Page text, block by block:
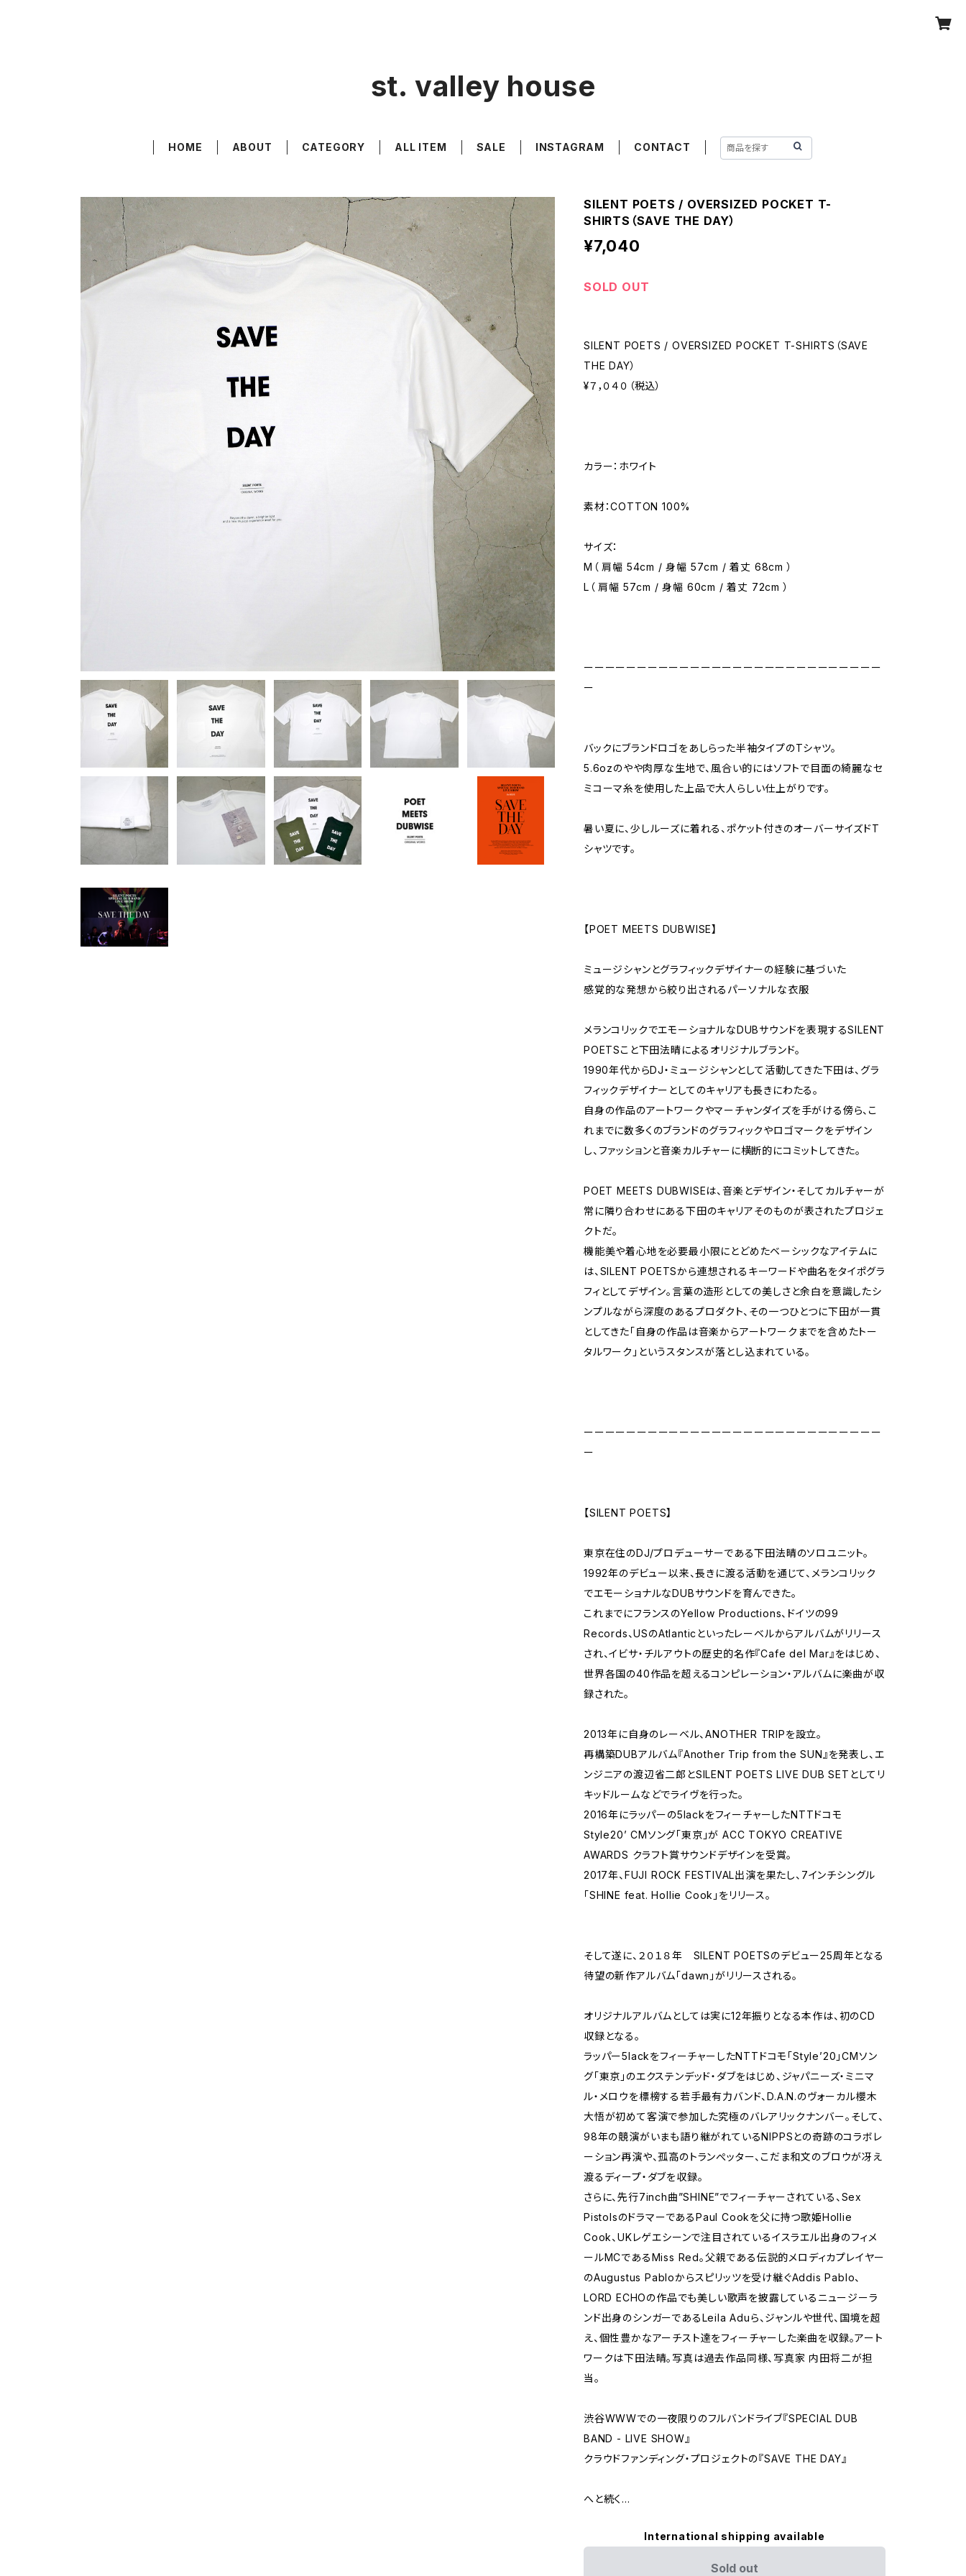
st. valley house
HOME ABOUT CATEGORY ALL ITEM SALE INSTAGRAM CONTACT
SILENT POETS / OVERSIZED POCKET T-
SHIRTS（SAVE THE DAY）
¥7,040
SOLD OUT
SILENT POETS / OVERSIZED POCKET T-SHIRTS（SAVE
THE DAY）
¥７，０４０（税込）
カラー：ホワイト
素材：COTTON 100%
サイズ：
M（ 肩幅 54cm / 身幅 57cm / 着丈 68cm ）
L（ 肩幅 57cm / 身幅 60cm / 着丈 72cm ）
ーーーーーーーーーーーーーーーーーーーーーーーーーーーー
ー
バックにブランドロゴをあしらった半袖タイプのTシャツ。
5.6ozのやや肉厚な生地で、風合い的にはソフトで目面の綺麗なセ
ミコーマ糸を使用した上品で大人らしい仕上がりです。
暑い夏に、少しルーズに着れる、ポケット付きのオーバーサイズドT
シャツです。
【POET MEETS DUBWISE】
ミュージシャンとグラフィックデザイナーの経験に基づいた
感覚的な発想から絞り出されるパーソナルな衣服
メランコリックでエモーショナルなDUBサウンドを表現するSILENT
POETSこと下田法晴によるオリジナルブランド。
1990年代からDJ・ミュージシャンとして活動してきた下田は、グラ
フィックデザイナーとしてのキャリアも長きにわたる。
自身の作品のアートワークやマーチャンダイズを手がける傍ら、こ
れまでに数多くのブランドのグラフィックやロゴマークをデザイン
し、ファッションと音楽カルチャーに横断的にコミットしてきた。
POET MEETS DUBWISEは、音楽とデザイン・そしてカルチャーが
常に隣り合わせにある下田のキャリアそのものが表されたプロジェ
クトだ。
機能美や着心地を必要最小限にとどめたベーシックなアイテムに
は、SILENT POETSから連想されるキーワードや曲名をタイポグラ
フィとしてデザイン。言葉の造形としての美しさと余白を意識したシ
ンプルながら深度のあるプロダクト、その一つひとつに下田が一貫
としてきた「自身の作品は音楽からアートワークまでを含めたトー
タルワーク」というスタンスが落とし込まれている。
ーーーーーーーーーーーーーーーーーーーーーーーーーーーー
ー
【SILENT POETS】
東京在住のDJ/プロデューサーである下田法晴のソロユニット。
1992年のデビュー以来、長きに渡る活動を通じて、メランコリック
でエモーショナルなDUBサウンドを育んできた。
これまでにフランスのYellow Productions、ドイツの99
Records、USのAtlanticといったレーベルからアルバムがリリース
され、イビサ・チルアウトの歴史的名作『Cafe del Mar』をはじめ、
世界各国の40作品を超えるコンピレーション・アルバムに楽曲が収
録された。
2013年に自身のレーベル、ANOTHER TRIPを設立。
再構築DUBアルバム『Another Trip from the SUN』を発表し、エ
ンジニアの渡辺省二郎とSILENT POETS LIVE DUB SETとしてリ
キッドルームなどでライヴを行った。
2016年にラッパーの5lackをフィーチャーしたNTTドコモ
Style20’ CMソング「東京」が ACC TOKYO CREATIVE
AWARDS クラフト賞サウンドデザインを受賞。
2017年、FUJI ROCK FESTIVAL出演を果たし、7インチシングル
「SHINE feat. Hollie Cook」をリリース。
そして遂に、２０１８年 SILENT POETSのデビュー25周年となる
待望の新作アルバム「dawn」がリリースされる。
オリジナルアルバムとしては実に12年振りとなる本作は、初のCD
収録となる。
ラッパー5lackをフィーチャーしたNTTドコモ「Style’20」CMソン
グ「東京」のエクステンデッド・ダブをはじめ、ジャパニーズ・ミニマ
ル・メロウを標榜する若手最有力バンド、D.A.N.のヴォーカル櫻木
大悟が初めて客演で参加した究極のバレアリックナンバー。そして、
98年の競演がいまも語り継がれているNIPPSとの奇跡のコラボレ
ーション再演や、孤高のトランぺッター、こだま和文のブロウが冴え
渡るディープ・ダブを収録。
さらに、先行7inch曲”SHINE”でフィーチャーされている、Sex
PistolsのドラマーであるPaul Cookを父に持つ歌姫Hollie
Cook、UKレゲエシーンで注目されているイスラエル出身のフィメ
ールMCであるMiss Red。父親である伝説的メロディカプレイヤー
のAugustus Pabloからスピリッツを受け継ぐAddis Pablo、
LORD ECHOの作品でも美しい歌声を披露しているニュージーラ
ンド出身のシンガーであるLeila Aduら、ジャンルや世代、国境を超
え、個性豊かなアーチスト達をフィーチャーした楽曲を収録。アート
ワークは下田法晴。写真は過去作品同様、写真家 内田将二が担
当。
渋谷WWWでの一夜限りのフルバンドライブ『SPECIAL DUB
BAND - LIVE SHOW』
クラウドファンディング・プロジェクトの『SAVE THE DAY』
へと続く…
International shipping available
Sold out